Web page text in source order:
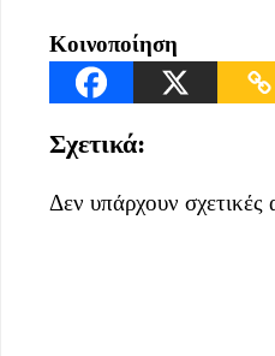
Κοινοποίηση
Σχετικά:
Δεν υπάρχουν σχετικές